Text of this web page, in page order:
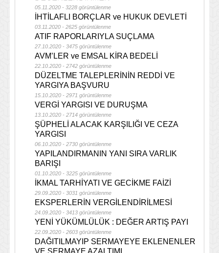
05.11.2020 - 3228 görüntülenme
İHTİLAFLI BORÇLAR ve HUKUK DEVLETİ
03.11.2020 - 2625 görüntülenme
ATIF RAPORLARIYLA SUÇLAMA
27.10.2020 - 3475 görüntülenme
AVM’LER ve EMSAL KİRA BEDELİ
22.10.2020 - 2742 görüntülenme
DÜZELTME TALEPLERİNİN REDDİ VE
YARGIYA BAŞVURU
15.10.2020 - 2971 görüntülenme
VERGİ YARGISI VE DURUŞMA
13.10.2020 - 2714 görüntülenme
ŞÜPHELİ ALACAK KARŞILIĞI VE CEZA
YARGISI
06.10.2020 - 2730 görüntülenme
YAPILANDIRMANIN YANI SIRA VARLIK
BARIŞI
01.10.2020 - 3225 görüntülenme
İKMAL TARHİYATI VE GECİKME FAİZİ
29.09.2020 - 3031 görüntülenme
EKSPERLERİN VERGİLENDİRİLMESİ
24.09.2020 - 3413 görüntülenme
YENİ YÜKÜMLÜLÜK : DEĞER ARTIŞ PAYI
22.09.2020 - 2603 görüntülenme
DAĞITILMAYIP SERMAYEYE EKLENENLER
VE SERMAYE AZALTIMI